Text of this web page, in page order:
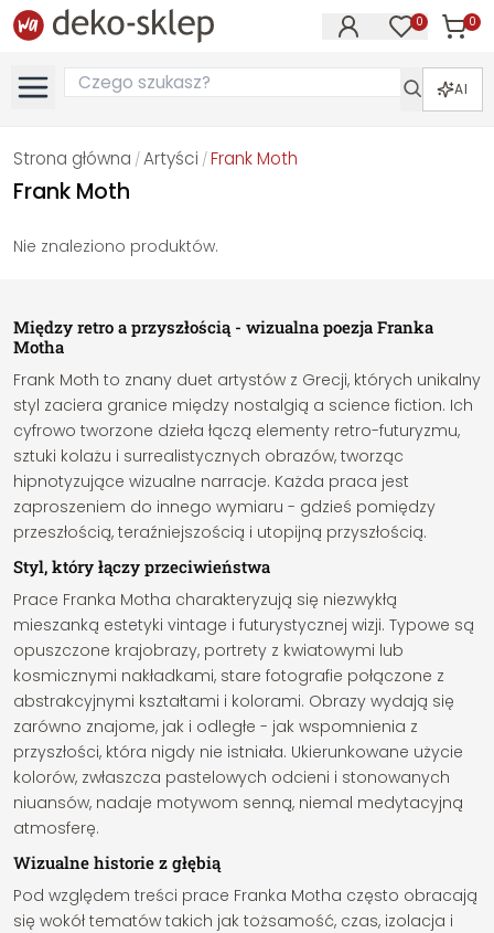
0 0
AI
Strona główna /Artyści /Frank Moth
Frank Moth
Nie znaleziono produktów.
Między retro a przyszłością - wizualna poezja Franka
Motha
Frank Moth to znany duet artystów z Grecji, których unikalny
styl zaciera granice między nostalgią a science fiction. Ich
cyfrowo tworzone dzieła łączą elementy retro-futuryzmu,
sztuki kolażu i surrealistycznych obrazów, tworząc
hipnotyzujące wizualne narracje. Każda praca jest
zaproszeniem do innego wymiaru - gdzieś pomiędzy
przeszłością, teraźniejszością i utopijną przyszłością.
Styl, który łączy przeciwieństwa
Prace Franka Motha charakteryzują się niezwykłą
mieszanką estetyki vintage i futurystycznej wizji. Typowe są
opuszczone krajobrazy, portrety z kwiatowymi lub
kosmicznymi nakładkami, stare fotografie połączone z
abstrakcyjnymi kształtami i kolorami. Obrazy wydają się
zarówno znajome, jak i odległe - jak wspomnienia z
przyszłości, która nigdy nie istniała. Ukierunkowane użycie
kolorów, zwłaszcza pastelowych odcieni i stonowanych
niuansów, nadaje motywom senną, niemal medytacyjną
atmosferę.
Wizualne historie z głębią
Pod względem treści prace Franka Motha często obracają
się wokół tematów takich jak tożsamość, czas, izolacja i